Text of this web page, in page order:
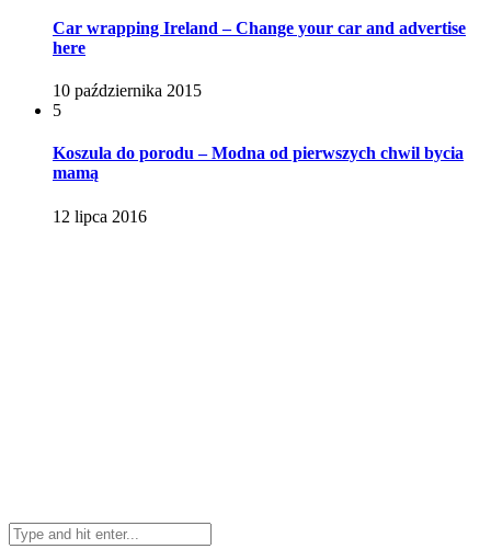
Car wrapping Ireland – Change your car and advertise
here
10 października 2015
5
Koszula do porodu – Modna od pierwszych chwil bycia
mamą
12 lipca 2016